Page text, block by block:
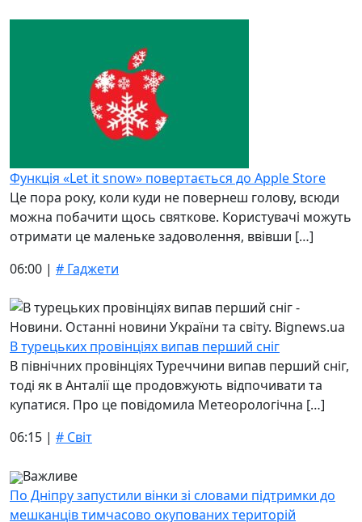
Функція «Let it snow» повертається до Apple Store
Це пора року, коли куди не повернеш голову, всюди
можна побачити щось святкове. Користувачі можуть
отримати це маленьке задоволення, ввівши […]
06:00 | # Гаджети
В турецьких провінціях випав перший сніг
В північних провінціях Туреччини випав перший сніг,
тоді як в Анталії ще продовжують відпочивати та
купатися. Про це повідомила Метеорологічна […]
06:15 | # Світ
Важливе
По Дніпру запустили вінки зі словами підтримки до
мешканців тимчасово окупованих територій